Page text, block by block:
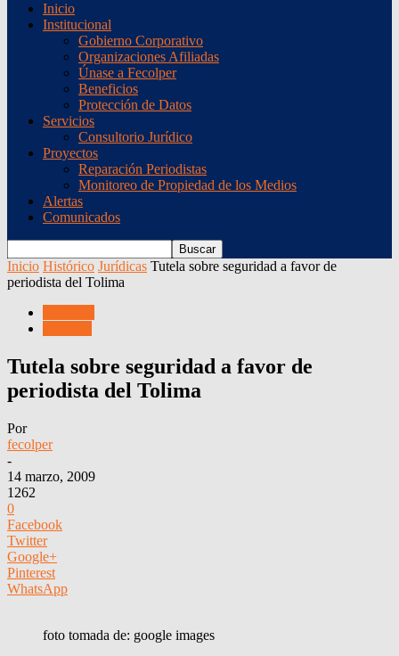
Inicio
Institucional
Gobierno Corporativo
Organizaciones Afiliadas
Únase a Fecolper
Beneficios
Protección de Datos
Servicios
Consultorio Jurídico
Proyectos
Reparación Periodistas
Monitoreo de Propiedad de los Medios
Alertas
Comunicados
Inicio Histórico Jurídicas Tutela sobre seguridad a favor de
periodista del Tolima
Tutela sobre seguridad a favor de
periodista del Tolima
Por
fecolper
-
14 marzo, 2009
1262
0
Facebook
Twitter
Google+
Pinterest
WhatsApp
foto tomada de: google images